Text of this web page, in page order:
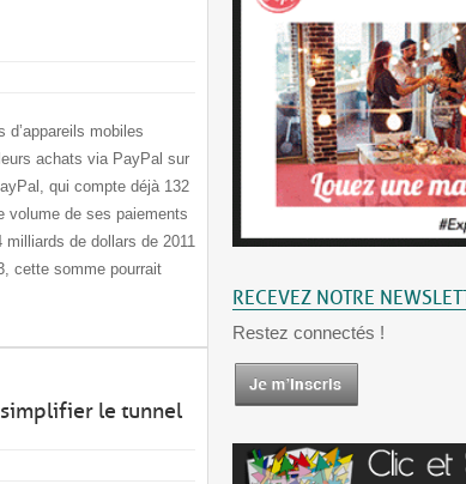
d’appareils mobiles
achats via PayPal sur
qui compte déjà 132
volume de ses paiements
de dollars de 2011
cette somme pourrait
simplifier le tunnel
RECEVEZ NOTRE
Restez connectés !